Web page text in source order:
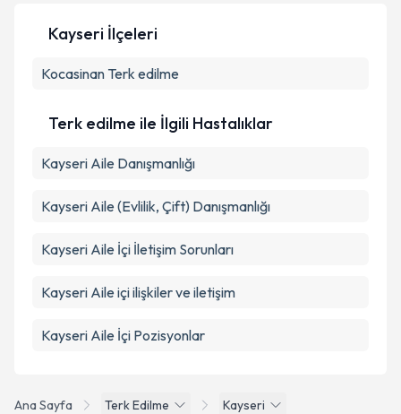
Metni'ni okudum ve kişisel verilerimin belirtilen
Ana Sayfa Terk Edilme Kayseri
Kayseri İlçeleri
Kocasinan Terk edilme
Terk edilme ile İlgili Hastalıklar
Kayseri Aile Danışmanlığı
Kayseri Aile (Evlilik, Çift) Danışmanlığı
Kayseri Aile İçi İletişim Sorunları
Kayseri Aile içi ilişkiler ve iletişim
Kayseri Aile İçi Pozisyonlar